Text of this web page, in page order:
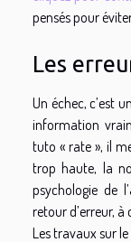
pensés pour
Les
Un échec, c’est
information
tuto « rate », il
trop haute, la
psychologie de
retour d’erreur,
Les travaux sur